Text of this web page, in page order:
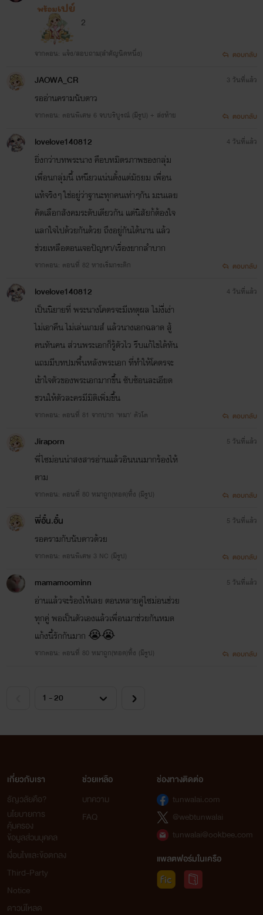
2
จากตอน: แจ้ง/สอบถาม(สำคัญนิดหนึ่ง) ตอบกลับ
JAOWA_CR
รออ่านครามนับดาว
จากตอน: ตอนพิเศษ 6 จบบริบูรณ์ (มีรูป) + ส่งท้าย
3 วันที่แล้ว
ตอบกลับ
lovelove140812
ยิ่งกว่าบทพระนาง คือบทมิตรภาพของกลุ่ม
เพื่อนกลุ่มนี้ เหนียวแน่นตั้งแต่มัธยม เพื่อน
แท้จริงๆ ใช่อยู่ว่าฐานะทุกคนเท่าๆกัน มะนเลย
คัดเลือกสังคมระดับเดียวกัน แต่นิสัยก้ต้องใจ
แลกใจไปด้วยกันด้วย ถึงอยู่กันได้นาน แล้ว
ช่วยเหลือตอนเจอปัญหา/เรื่องยากลำบาก
จากตอน: ตอนที่ 82 หางเริ่มกระดิก
4 วันที่แล้ว
ตอบกลับ
lovelove140812
เป็นนิยายที่ พระนางโคตรจะมีเหตุผล ไม่งี่เง่า
ไม่เอาคืน ไม่เล่นเกมส์ แล้วนางเอกฉลาด สู้
คนทันคน ส่วนพระเอกก็รู้ตัวไว รีบแก้ไขได้ทัน
แถมมีบทปมพื้นหลังพระเอก ที่ทำให้โคตรจะ
เข้าใจตัวของพระเอกมากขึ้น ซับซ้อนละเอียด
ชวนให้ตัวละครมีมิติเพิ่มขึ้น
จากตอน: ตอนที่ 81 จากปาก ‘หมา’ ตัวโต
4 วันที่แล้ว
ตอบกลับ
Jiraporn
พี่ไซม่อนน่าสงสารอ่านแล้วอินนนมากร้องไห้
ตาม
จากตอน: ตอนที่ 80 หมาถูก(ทอด)ทิ้ง (มีรูป)
5 วันที่แล้ว
ตอบกลับ
พี่อั๋น.อั๋น
รอครามกับนับดาวด้วย
จากตอน: ตอนพิเศษ 3 NC (มีรูป)
5 วันที่แล้ว
ตอบกลับ
mamamoominn
อ่านแล้วจะร้องไห้เลย ตอนหลายคู่ไซม่อนช่วย
ทุกคู่ พอเป็นตัวเองแล้วเพื่อนมาช่วยกันหมด
แก้งนี้รักกันมาก 😭😭
จากตอน: ตอนที่ 80 หมาถูก(ทอด)ทิ้ง (มีรูป)
5 วันที่แล้ว
ตอบกลับ
เกี่ยวกับเรา
ธัญวลัยคือ?
นโยบายการ
คุ้มครอง
ข้อมูลส่วนบุคคล
เงื่อนไขและข้อตกลง
Third-Party
Notice
ดาวน์โหลด
ช่วยเหลือ
บทความ
FAQ
ช่องทางติดต่อ
tunwalai.com
@webtunwalai
tunwalai@ookbee.com
แพลตฟอร์มในเครือ